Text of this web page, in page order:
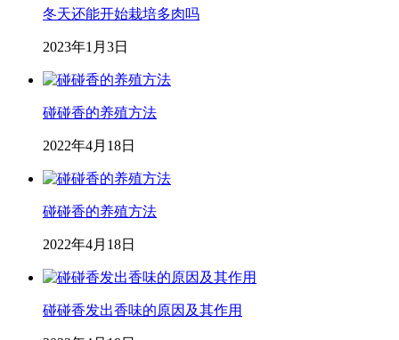
冬天还能开始栽培多肉吗
2023年1月3日
碰碰香的养殖方法
2022年4月18日
碰碰香的养殖方法
2022年4月18日
碰碰香发出香味的原因及其作用